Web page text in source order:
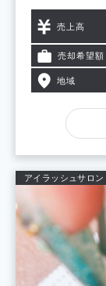
売上高
売却希望額
地域
アイラッシュサロン